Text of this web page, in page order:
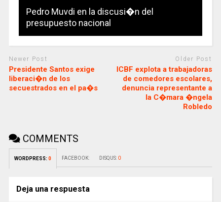
Pedro Muvdi en la discusi�n del
presupuesto nacional
Newer Post
Presidente Santos exige
liberaci�n de los
secuestrados en el pa�s
Older Post
ICBF explota a trabajadoras
de comedores escolares,
denuncia representante a
la C�mara �ngela
Robledo
COMMENTS
WORDPRESS: 0 FACEBOOK: DISQUS: 0
Deja una respuesta